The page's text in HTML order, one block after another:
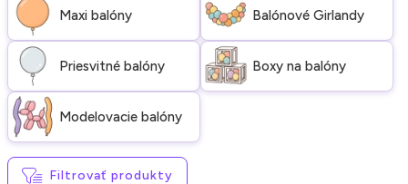
Maxi balóny Balónové Girlandy
Priesvitné balóny Boxy na balóny
Modelovacie balóny
Filtrovať produkty